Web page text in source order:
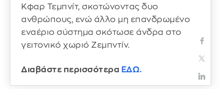
Κφαρ Τεμπνίτ, σκοτώνοντας δυο
ανθρώπους, ενώ άλλο μη επανδρωμένο
εναέριο σύστημα σκότωσε άνδρα στο
γειτονικό χωριό Ζεμπντίν.
Διαβάστε περισσότερα ΕΔΩ.